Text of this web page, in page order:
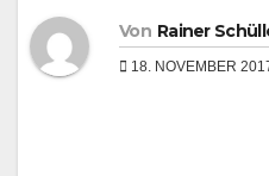
Von Rainer
18. NOVEMBER